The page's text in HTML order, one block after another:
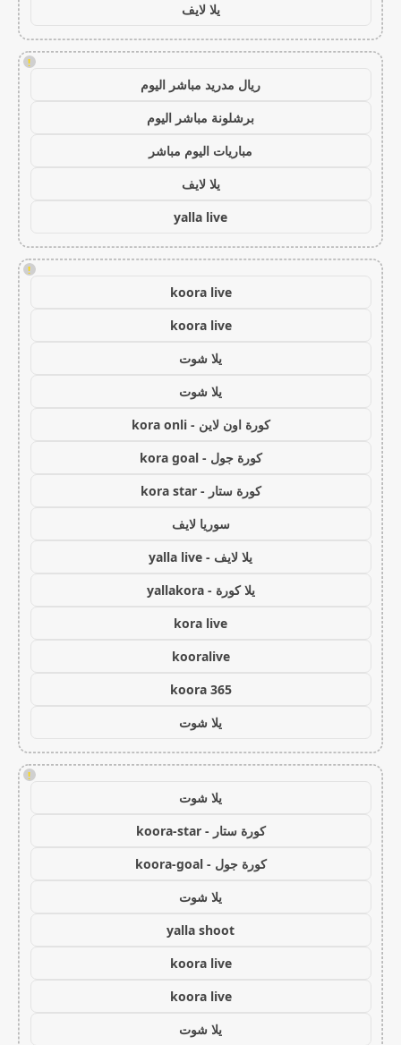
يلا لايف
!
ريال مدريد مباشر اليوم
برشلونة مباشر اليوم
مباريات اليوم مباشر
يلا لايف
yalla live
!
koora live
koora live
يلا شوت
يلا شوت
كورة اون لاين - kora onli
كورة جول - kora goal
كورة ستار - kora star
سوريا لايف
يلا لايف - yalla live
يلا كورة - yallakora
kora live
kooralive
koora 365
يلا شوت
!
يلا شوت
كورة ستار - koora-star
كورة جول - koora-goal
يلا شوت
yalla shoot
koora live
koora live
يلا شوت